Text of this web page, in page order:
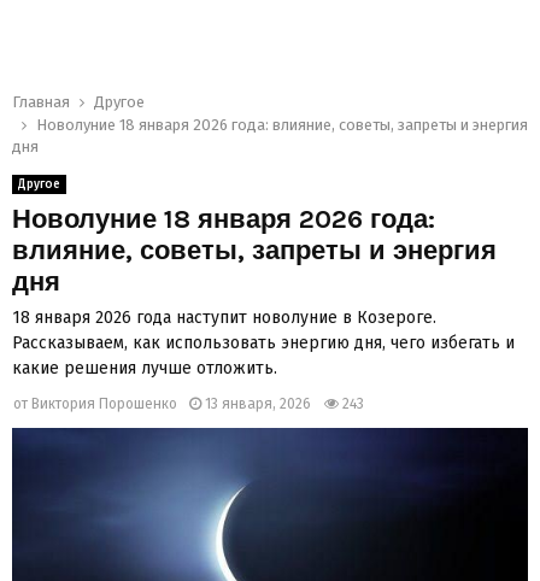
Главная
Другое
Новолуние 18 января 2026 года: влияние, советы, запреты и энергия
дня
Другое
Новолуние 18 января 2026 года:
влияние, советы, запреты и энергия
дня
18 января 2026 года наступит новолуние в Козероге.
Рассказываем, как использовать энергию дня, чего избегать и
какие решения лучше отложить.
от Виктория Порошенко 13 января, 2026 243